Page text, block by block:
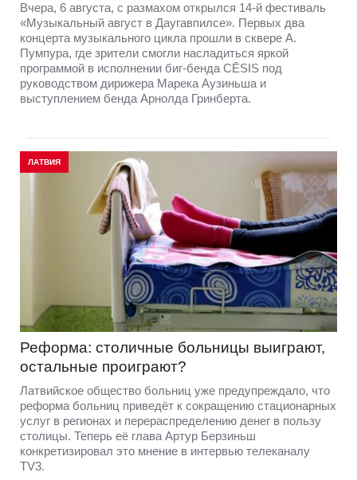
Вчера, 6 августа, с размахом открылся 14-й фестиваль
«Музыкальный август в Даугавпилсе». Первых два
концерта музыкального цикла прошли в сквере А.
Пумпура, где зрители смогли насладиться яркой
программой в исполнении биг-бенда CĒSIS под
руководством дирижера Марека Аузиньша и
выступлением бенда Арнолда Гринберта.
ЛАТВИЯ
Реформа: столичные больницы выиграют,
остальные проиграют?
Латвийское общество больниц уже предупреждало, что
реформа больниц приведёт к сокращению стационарных
услуг в регионах и перераспределению денег в пользу
столицы. Теперь её глава Артур Берзиньш
конкретизировал это мнение в интервью телеканалу
TV3.